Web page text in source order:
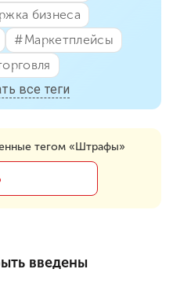
бизнеса
#⁣Маркетплейсы
все теги
тегом «Штрафы»
введены